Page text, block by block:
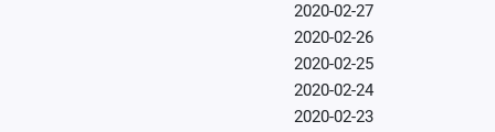
2020-02-27
2020-02-26
2020-02-25
2020-02-24
2020-02-23